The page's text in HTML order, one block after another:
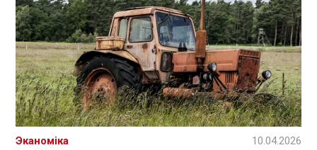
Эканоміка 10.04.2026